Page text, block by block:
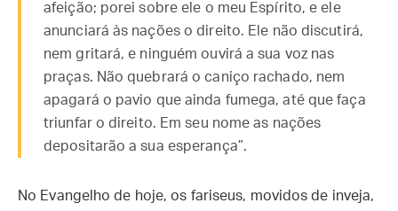
afeição; porei sobre ele o meu Espírito, e ele
anunciará às nações o direito. Ele não discutirá,
nem gritará, e ninguém ouvirá a sua voz nas
praças. Não quebrará o caniço rachado, nem
apagará o pavio que ainda fumega, até que faça
triunfar o direito. Em seu nome as nações
depositarão a sua esperança”.
No Evangelho de hoje, os fariseus, movidos de inveja,